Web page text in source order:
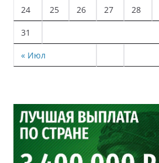
« Июл
24 25 26 27 28
31